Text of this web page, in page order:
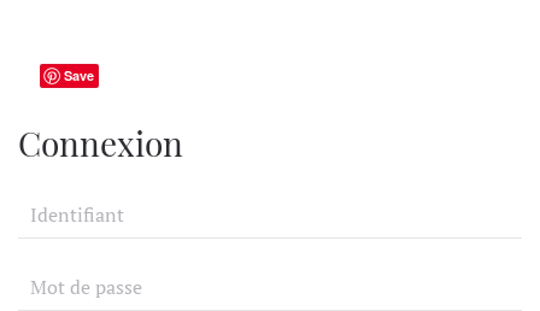
Save
Connexion